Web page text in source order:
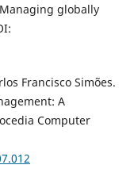
globally
Francisco Simões.
A
Computer